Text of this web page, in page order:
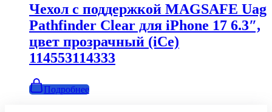
Чехол с поддержкой MAGSAFE Uag
Pathfinder Clear для iPhone 17 6.3″,
цвет прозрачный (iCe)
114553114333
Подробнее